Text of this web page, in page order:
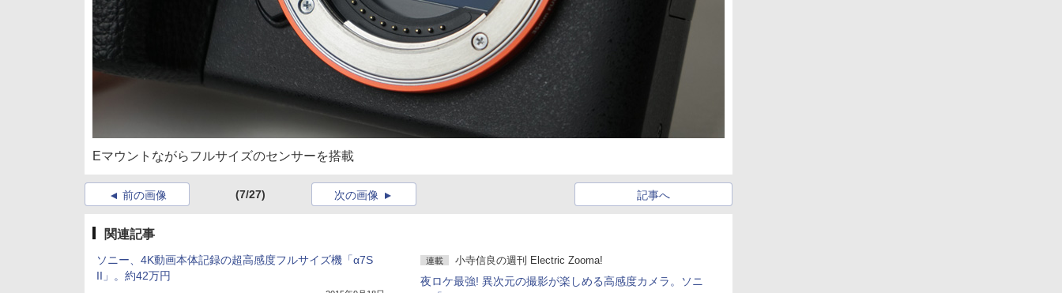
Eマウントながらフルサイズのセンサーを搭載
前の画像 (7/27) 記事へ
次の画像
関連記事
ソニー、4K動画本体記録の超高感度フルサイズ機「α7S
II」。約42万円
連載 小寺信良の週刊 Electric Zooma!
夜ロケ最強! 異次元の撮影が楽しめる高感度カメラ。ソニ